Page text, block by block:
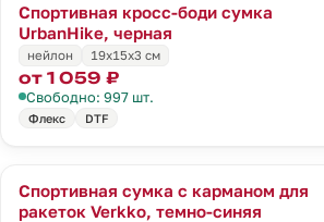
Спортивная кросс-боди сумка
UrbanHike, черная
нейлон 19х15x3 см
от 1 059 ₽
Свободно: 997 шт.
Флекс DTF
Спортивная сумка с карманом для
ракеток Verkko, темно-синяя